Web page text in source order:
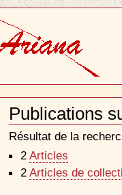
Publications
Document
Actions
Résultat de la
2 Articles
2 Articles de